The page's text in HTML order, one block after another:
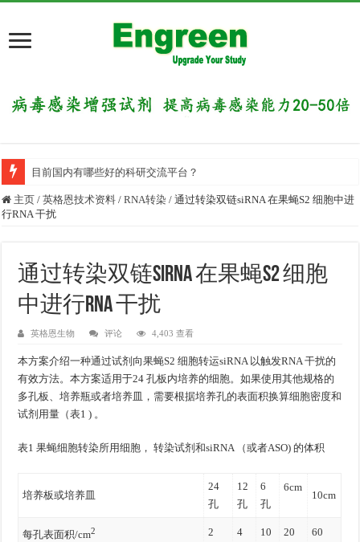
目前国内有哪些好的科研交流平台？
主页 / 英格恩技术资料 / RNA转染 / 通过转染双链siRNA 在果蝇S2 细胞中进
行RNA 干扰
通过转染双链siRNA 在果蝇S2 细胞
中进行RNA 干扰
英格恩生物 评论 4,403 查看
本方案介绍一种通过试剂向果蝇S2 细胞转运siRNA 以触发RNA 干扰的
有效方法。本方案适用于24 孔板内培养的细胞。如果使用其他规格的
多孔板、培养瓶或者培养皿，需要根据培养孔的表面积换算细胞密度和
试剂用量（表1 ) 。
表1 果蝇细胞转染所用细胞， 转染试剂和siRNA （或者ASO) 的体积
培养板或培养皿
24
孔
12
孔
6
孔
6cm
10cm
每孔表面积/cm2 2 4 10 20 60